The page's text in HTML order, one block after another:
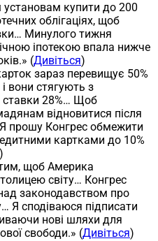
купити до 200
облігаціях, щоб
Минулого тижня
іпотекою впала нижче
(Дивіться)
зараз перевищує 50%
вони стягують з
ставки 28%… Щоб
відновитися після
прошу Конгрес обмежити
картками до 10%
)
щоб Америка
світу… Конгрес
законодавством про
Я сподіваюся підписати
нові шляхи для
свободи.» (Дивіться)